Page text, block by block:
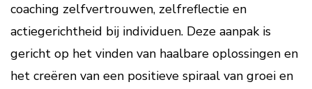
coaching zelfvertrouwen, zelfreflectie en
actiegerichtheid bij individuen. Deze aanpak is
gericht op het vinden van haalbare oplossingen en
het creëren van een positieve spiraal van groei en